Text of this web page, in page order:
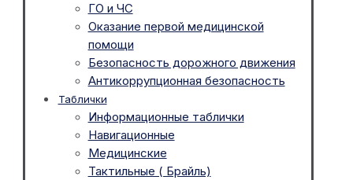
ГО и ЧС
Оказание первой медицинской
помощи
Безопасность дорожного движения
Антикоррупционная безопасность
Таблички
Информационные таблички
Навигационные
Медицинские
Тактильные ( Брайль)